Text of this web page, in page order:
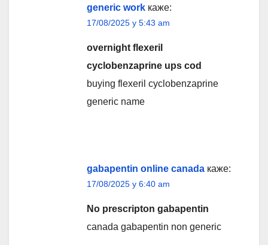
generic work каже:
17/08/2025 у 5:43 am
overnight flexeril
cyclobenzaprine ups cod
buying flexeril cyclobenzaprine
generic name
gabapentin online canada каже:
17/08/2025 у 6:40 am
No prescripton gabapentin
canada gabapentin non generic